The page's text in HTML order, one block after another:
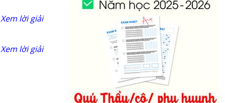
Xem lời giải
Xem lời giải